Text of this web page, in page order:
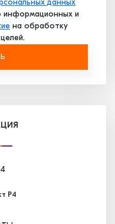
данных
информационных и
на обработку
P4